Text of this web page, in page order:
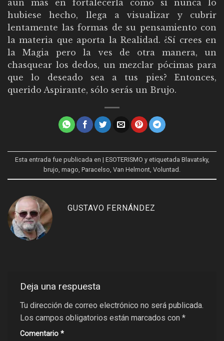
aún más en fortalecerla como si nunca lo
hubiese hecho, llega a visualizar y cubrir
lentamente las formas de su pensamiento con
la materia que aporta la Realidad. ¿Sí crees en
la Magia pero la ves de otra manera, un
chasquear los dedos, un mezclar pócimas para
que lo deseado sea a tus pies? Entonces,
querido Aspirante, sólo serás un Brujo.
Esta entrada fue publicada en | ESOTERISMO y etiquetada Blavatsky,
brujo, mago, Paracelso, Van Helmont, Voluntad .
GUSTAVO FERNÁNDEZ
Deja una respuesta
Tu dirección de correo electrónico no será publicada.
Los campos obligatorios están marcados con *
Comentario *